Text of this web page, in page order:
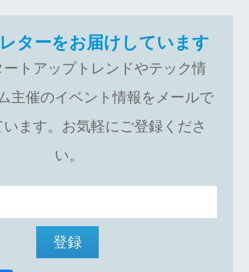
ターをお届けしています
トアップトレンドやテック情
主催のイベント情報をメールで
います。お気軽にご登録くださ
い。